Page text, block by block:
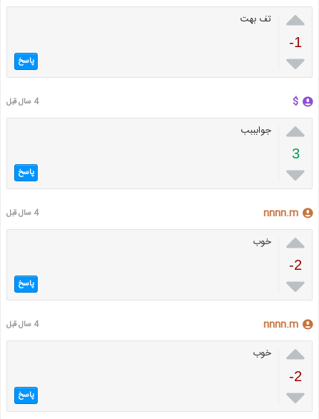

-1

تف بهت
پاسخ
$ 4 سال قبل

3

جوابببب
پاسخ
nnnn.m 4 سال قبل

-2

خوب
پاسخ
nnnn.m 4 سال قبل

-2

خوب
پاسخ